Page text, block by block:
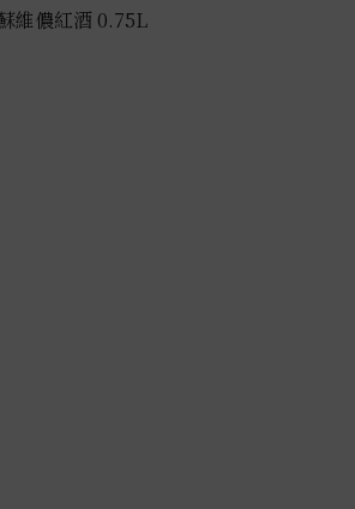
維儂紅酒 0.75L